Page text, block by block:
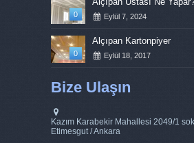
0 Eylül 7, 2024
0
Alçıpan Kartonpiyer
Eylül 18, 2017
Bize Ulaşın
Kazım Karabekir Mahallesi 2049/1
Etimesgut / Ankara